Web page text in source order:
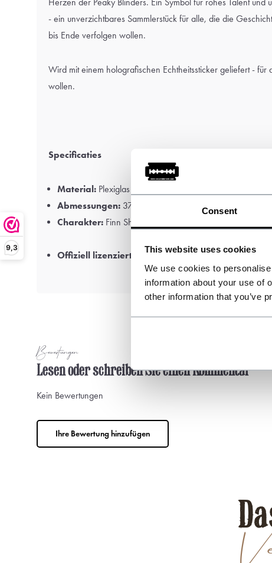
Consent
This website uses cookies
We use cookies to
information about your use of
other information that you’ve
9,3
- ein unverzichtbares Sammlerstück für alle, die die
bis Ende verfolgen wollen.
Wird mit einem holografischen Echtheitssticker geliefert - für
wollen.
Specificaties
Material: Plexiglas
Abmessungen: 37x25cm
Charakter: Finn Shelby
Offiziell lizenziertes Peaky Blinders™ Produkt
Bewertungen
Lesen oder schreiben Sie einen Kommentar
Kein Bewertungen
Ihre Bewertung hinzufügen